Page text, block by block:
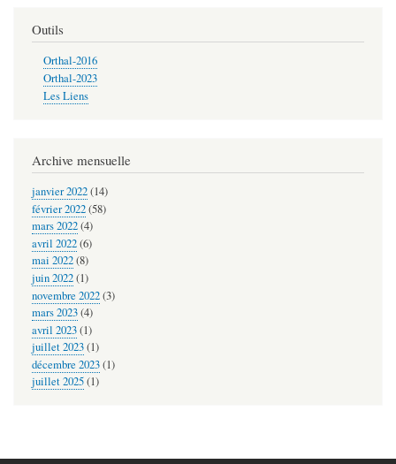
26
(Les
sortent
de
l’oubli)
Outils
Orthal-2016
Orthal-2023
Les Liens
Archive mensuelle
janvier 2022(14)
février 2022(58)
mars 2022(4)
avril 2022(6)
mai 2022(8)
juin 2022(1)
novembre 2022(3)
mars 2023(4)
avril 2023(1)
juillet 2023(1)
décembre 2023(1)
juillet 2025(1)